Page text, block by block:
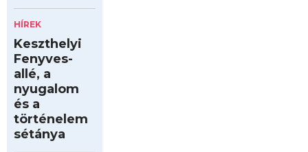
HÍREK
Keszthelyi
Fenyves-
allé, a
nyugalom
és a
történelem
sétánya